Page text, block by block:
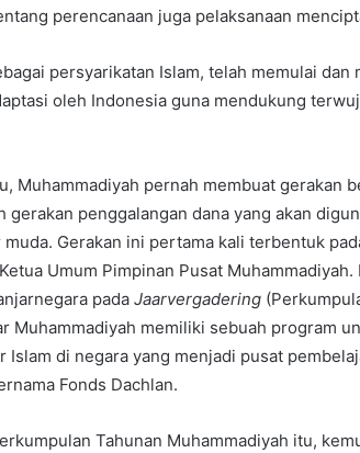
perencanaan juga pelaksanaan
persyarikatan Islam, telah memulai
oleh Indonesia guna mendukung
Muhammadiyah pernah membuat gerakan
gerakan penggalangan dana yang akan
muda. Gerakan ini pertama kali terbentuk
Umum Pimpinan Pusat
pada Jaarvergadering
Muhammadiyah memiliki sebuah program
Islam di negara yang menjadi pusat
Fonds Dachlan.
Tahunan Muhammadiyah itu,